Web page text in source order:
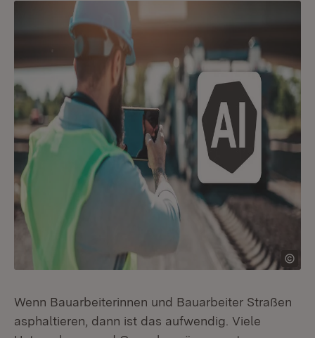
Wenn Bauarbeiterinnen und Bauarbeiter Straßen
asphaltieren, dann ist das aufwendig. Viele